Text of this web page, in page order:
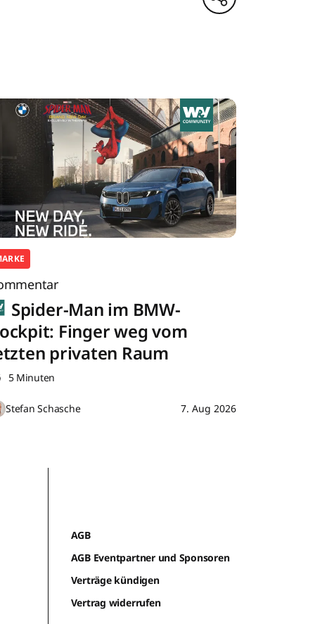
Spider-Man im BMW-
Finger weg vom
privaten Raum
5 Minuten
Stefan Schasche 7. Aug 2026
AGB
AGB Eventpartner und Sponsoren
Verträge kündigen
Vertrag widerrufen